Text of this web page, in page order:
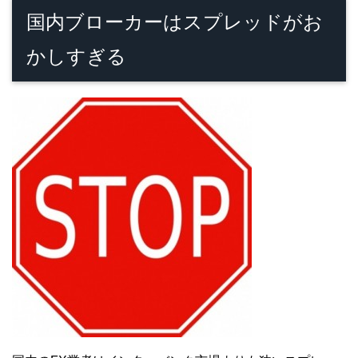
国内ブローカーはスプレッドがお
かしすぎる